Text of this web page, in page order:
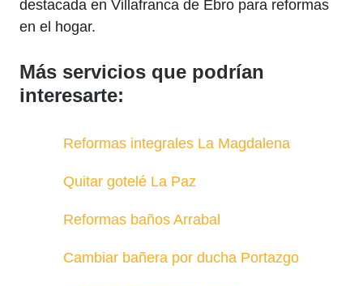
destacada en Villafranca de Ebro para reformas
en el hogar.
Más servicios que podrían
interesarte:
Reformas integrales La Magdalena
Quitar gotelé La Paz
Reformas baños Arrabal
Cambiar bañera por ducha Portazgo